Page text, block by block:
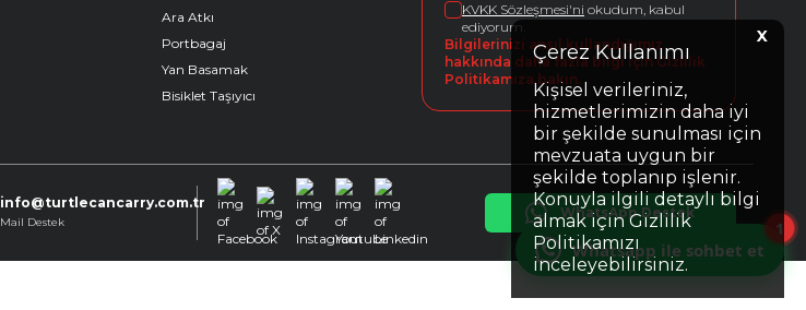
Whatsapp ile sohbet et
1
X
Çerez Kullanımı
Kişisel verileriniz,
hizmetlerimizin daha iyi
bir şekilde sunulması için
mevzuata uygun bir
şekilde toplanıp işlenir.
Konuyla ilgili detaylı bilgi
almak için Gizlilik
Politikamızı
inceleyebilirsiniz.
Ara Atkı
Portbagaj
Yan Basamak
Bisiklet Taşıyıcı
KVKK Sözleşmesi'ni okudum, kabul
ediyorum.
Bilgilerinizi ansıl kullandığımız
hakkında daha fazla bilgi için Gizlilik
Politikamıza bakın.
info@turtlecancarry.com.tr
Mail Destek Facebook
X Instagram
Youtube WhatsApp Destek